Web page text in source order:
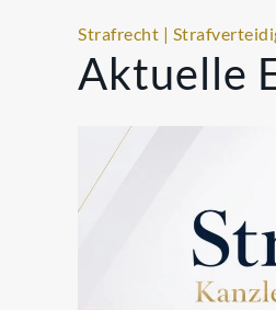
Strafrecht |
Aktuelle